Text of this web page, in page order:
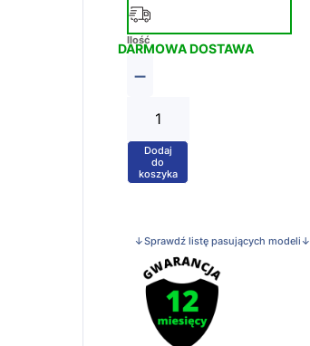
DARMOWA DOSTAWA
Ilość
−
+
Dodaj
do
koszyka
↓Sprawdź listę pasujących modeli↓